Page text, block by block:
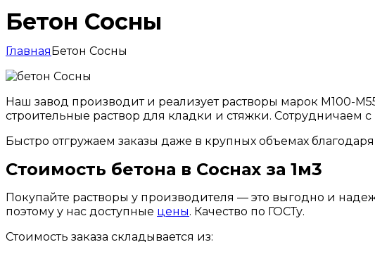
Бетон Сосны
ГлавнаяБетон Сосны
Наш завод производит и реализует растворы марок М100-
строительные раствор для кладки и стяжки.
Быстро отгружаем заказы даже в крупных объемах
Стоимость бетона в Соснах за 1м3
Покупайте растворы у производителя — это выгодно и
поэтому у нас доступные цены. Качество по ГОСТу.
Стоимость заказа складывается из: